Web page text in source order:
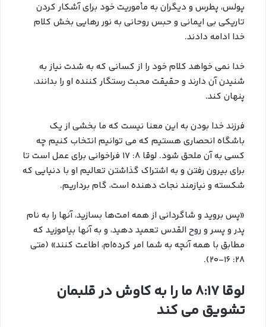
پولس، پطرس و دیگران به مأموریت خود برای آشکار کردن
تاریکی بی ایمانی و حبس روحانی به نور رهایی بخش کلام
خدا ادامه دادند.
خدا نمی خواهد کلام خود را از کسانی که به شدت نیاز به
شنیدن آن دارند و حقیقت محبت رستگار کننده او را بدانند،
پنهان کند.
فرزند خدا بودن به این معنا نیست که ما بخشی از یک
باشگاه انحصاری هستیم که می توانیم انتخاب کنیم چه
کسی به آن ملحق شود. لوقا 8: 17 فراخوانی برای عمل است تا
برای بیرون رفتن و به اشتراک گذاشتن تعالیم او با دنیایی که
شکسته و نیازمند نجات دهنده است، گام برداریم.
«پس بروید و شاگردانی از همه امت‌ها بسازید، آنها را به نام
پدر و پسر و روح القدس تعمید دهید، و به آنها بیاموزید که
مطابق با همه آنچه به شما امر کرده‌ام، اطاعت کنند» (متی
28: 16-20).
لوقا 8:17 ما را به کاوش در قلبمان
تشویق می کند